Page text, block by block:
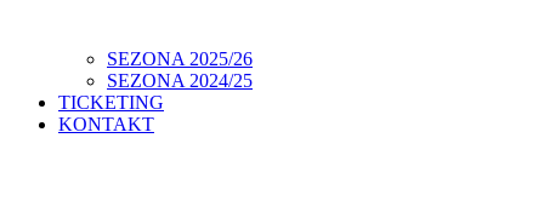
SEZONA 2025/26
SEZONA 2024/25
TICKETING
KONTAKT